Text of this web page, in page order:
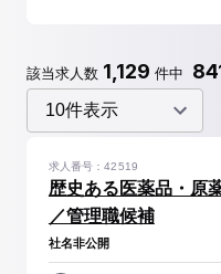
該当求人数 1,129 件中
歴史ある医薬品・原
／管理職候補
求人番号：42519
社名非公開